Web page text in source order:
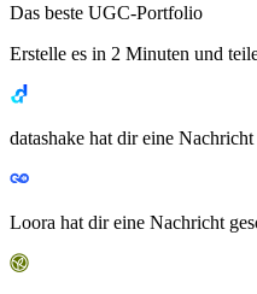
Das beste UGC-Portfolio
Erstelle es in 2 Minuten und
datashake hat dir eine
Loora hat dir eine Nachricht